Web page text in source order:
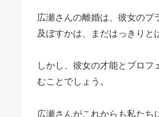
広瀬さんの離婚は、彼女のプ
及ぼすかは、まだはっきりと
しかし、彼女の才能とプロ
むことでしょう。
広瀬さんがこれからも私たち